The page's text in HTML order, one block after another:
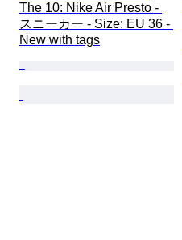
The 10: Nike Air Presto -
スニーカー - Size: EU 36 -
New with tags